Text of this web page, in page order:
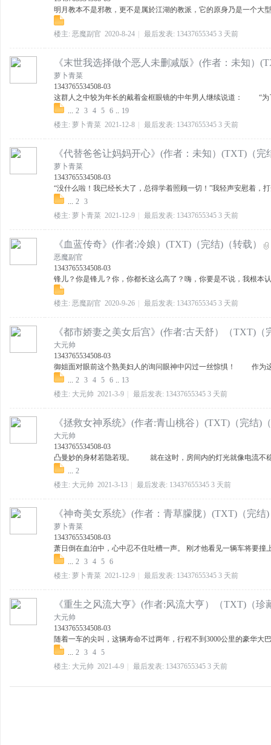
明月教本不是邪教，更不是属於江湖的教派，它的原身乃是一个大
楼主: 恶魔副官 2020-8-24 最后发表: 13437655345 3 天前
《末世我选择做个恶人未删减版》(作者：未知）
萝卜青菜
1343765534508-03
这群人之中较为年长的戴着金框眼镜的中年男人继续说道： “为
... 2 3 4 5 6 .. 19
楼主: 萝卜青菜 2021-12-8 最后发表: 13437655345 3 天前
《代替爸爸让妈妈开心》(作者：未知）(TXT)（完
萝卜青菜
1343765534508-03
“没什么啦！我已经长大了，总得学着照顾一切！”我轻声安慰着，
... 2 3
楼主: 萝卜青菜 2021-12-9 最后发表: 13437655345 3 天前
《血蓝传奇》(作者:冷娘）(TXT)（完结)（转载）
恶魔副官
1343765534508-03
锋儿？你是锋儿？你，你都长这么高了？嗨，你要是不说，我根本
楼主: 恶魔副官 2020-9-26 最后发表: 13437655345 3 天前
《都市娇妻之美女后宫》(作者:古天舒）（TXT)（
大元帅
1343765534508-03
御姐面对眼前这个熟美妇人的询问眼神中闪过一丝惊惧！ 作为
... 2 3 4 5 6 .. 13
楼主: 大元帅 2021-3-9 最后发表: 13437655345 3 天前
《拯救女神系统》(作者:青山桃谷）(TXT)（完结)
大元帅
1343765534508-03
凸曼妙的身材若隐若现。 就在这时，房间内的灯光就像电流不
... 2
楼主: 大元帅 2021-3-13 最后发表: 13437655345 3 天前
《神奇美女系统》(作者：青草朦胧）(TXT)（完结
萝卜青菜
1343765534508-03
萧日倒在血泊中，心中忍不住吐槽一声。 刚才他看见一辆车将要撞
... 2 3 4 5 6
楼主: 萝卜青菜 2021-12-9 最后发表: 13437655345 3 天前
《重生之风流大亨》(作者:风流大亨）（TXT)（珍
大元帅
1343765534508-03
随着一车的尖叫，这辆寿命不过两年，行程不到3000公里的豪华大
... 2 3 4 5
楼主: 大元帅 2021-4-9 最后发表: 13437655345 3 天前